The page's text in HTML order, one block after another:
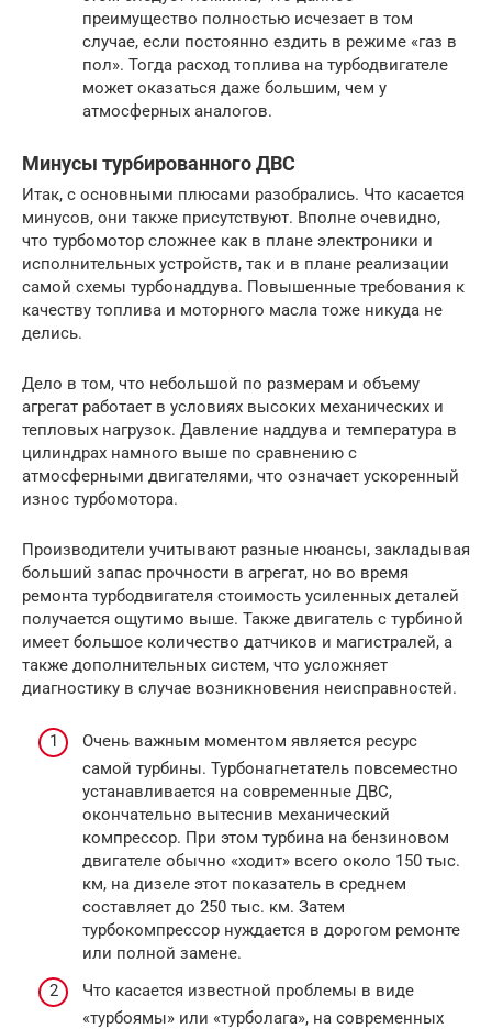
преимущество полностью исчезает в том
случае, если постоянно ездить в режиме «газ в
пол». Тогда расход топлива на турбодвигателе
может оказаться даже большим, чем у
атмосферных аналогов.
Минусы турбированного ДВС
Итак, с основными плюсами разобрались. Что касается
минусов, они также присутствуют. Вполне очевидно,
что турбомотор сложнее как в плане электроники и
исполнительных устройств, так и в плане реализации
самой схемы турбонаддува. Повышенные требования к
качеству топлива и моторного масла тоже никуда не
делись.
Дело в том, что небольшой по размерам и объему
агрегат работает в условиях высоких механических и
тепловых нагрузок. Давление наддува и температура в
цилиндрах намного выше по сравнению с
атмосферными двигателями, что означает ускоренный
износ турбомотора.
Производители учитывают разные нюансы, закладывая
больший запас прочности в агрегат, но во время
ремонта турбодвигателя стоимость усиленных деталей
получается ощутимо выше. Также двигатель с турбиной
имеет большое количество датчиков и магистралей, а
также дополнительных систем, что усложняет
диагностику в случае возникновения неисправностей.
Очень важным моментом является ресурс
самой турбины. Турбонагнетатель повсеместно
устанавливается на современные ДВС,
окончательно вытеснив механический
компрессор. При этом турбина на бензиновом
двигателе обычно «ходит» всего около 150 тыс.
км, на дизеле этот показатель в среднем
составляет до 250 тыс. км. Затем
турбокомпрессор нуждается в дорогом ремонте
или полной замене.
Что касается известной проблемы в виде
«турбоямы» или «турболага», на современных